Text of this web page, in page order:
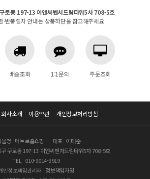
로동 197-13 이앤씨벤처드림타워5차 708-5호
·반품절차 안내는 상품하단을 참고해주세요
배송조회 1:1문의 주문조회
회사소개 이용약관 개인정보처리방침
몰명 메트로홈쇼핑 대표 이태준
구로동 197-13 이앤씨벤처드림타워5차 708-5호
TEL
010-9014-3919
인정보책임관리자 정보책임자명